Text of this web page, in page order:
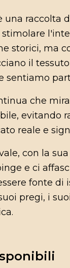
una raccolta
storici, ma
il
sentiamo
che
evitando
reale e
con la
e ci
fonte di
pregi, i